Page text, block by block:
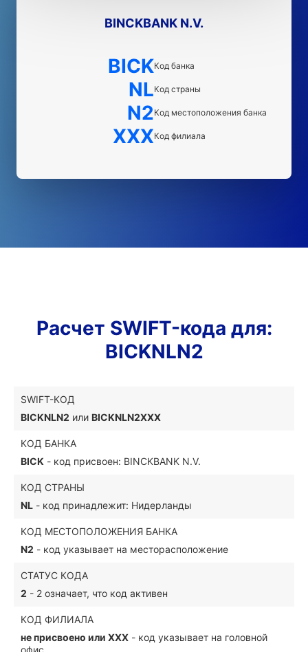
BINCKBANK N.V.
BICKКод банка
NLКод страны
N2Код местоположения банка
XXXКод филиала
Расчет SWIFT-кода для:
BICKNLN2
SWIFT-КОД
BICKNLN2 или BICKNLN2XXX
КОД БАНКА
BICK - код присвоен: BINCKBANK N.V.
КОД СТРАНЫ
NL - код принадлежит: Нидерланды
КОД МЕСТОПОЛОЖЕНИЯ БАНКА
N2 - код указывает на месторасположение
СТАТУС КОДА
2 - 2 означает, что код активен
КОД ФИЛИАЛА
не присвоено или XXX - код указывает на головной
офис